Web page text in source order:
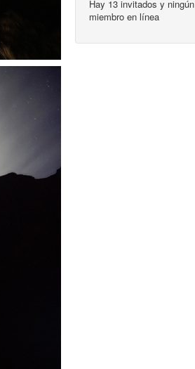
Hay 13 invitados y ningún
miembro en línea